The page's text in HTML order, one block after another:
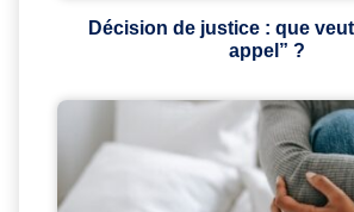
Décision de justice : que
appel” ?